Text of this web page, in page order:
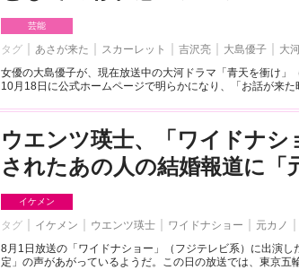
芸能
タグ あさが来た スカーレット 吉沢亮 大島優子 大
女優の大島優子が、現在放送中の大河ドラマ「青天を衝け」
10月18日に公式ホームページで明らかになり、「お話が来た
ウエンツ瑛士、「ワイドナシ
されたあの人の結婚報道に「
イケメン
タグ イケメン ウエンツ瑛士 ワイドナショー 元カノ
8月1日放送の「ワイドナショー」（フジテレビ系）に出演し
定」の声があがっているようだ。この日の放送では、東京五